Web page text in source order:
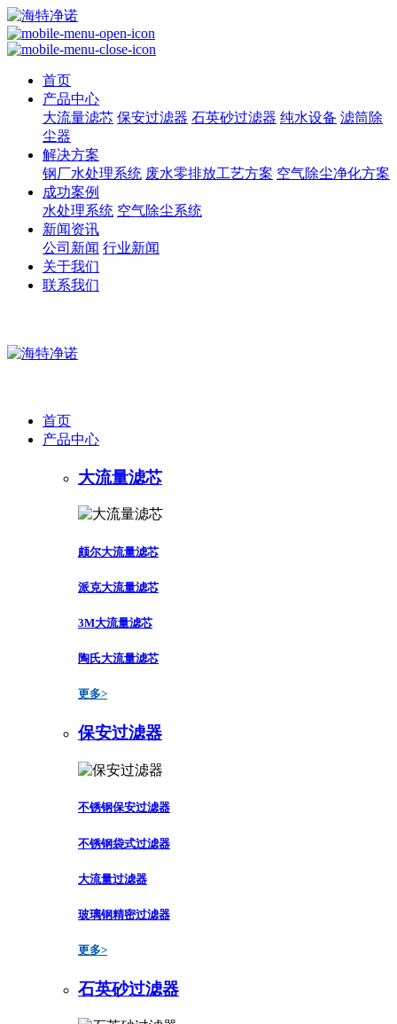
首页
产品中心
大流量滤芯 保安过滤器 石英砂过滤器 纯水设备 滤筒除
尘器
解决方案
钢厂水处理系统 废水零排放工艺方案 空气除尘净化方案
成功案例
水处理系统 空气除尘系统
新闻资讯
公司新闻 行业新闻
关于我们
联系我们
首页
产品中心
大流量滤芯
颇尔大流量滤芯
派克大流量滤芯
3M大流量滤芯
陶氏大流量滤芯
更多>
保安过滤器
不锈钢保安过滤器
不锈钢袋式过滤器
大流量过滤器
玻璃钢精密过滤器
更多>
石英砂过滤器